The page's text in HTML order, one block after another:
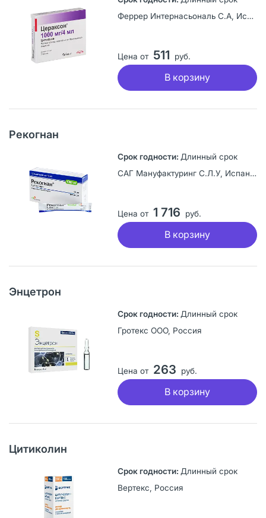
Феррер Интернасьональ С.А, Испания
Цена от 511 руб.
В корзину
Рекогнан
Длинный срок
САГ Мануфактуринг С.Л.У, Испания
Цена от 1 716 руб.
В корзину
Энцетрон
Длинный срок
Гротекс ООО, Россия
Цена от 263 руб.
В корзину
Цитиколин
Длинный срок
Вертекс, Россия